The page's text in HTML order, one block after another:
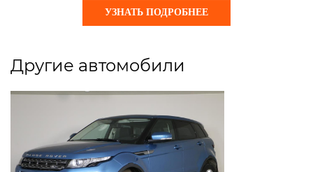
УЗНАТЬ ПОДРОБНЕЕ
Другие автомобили